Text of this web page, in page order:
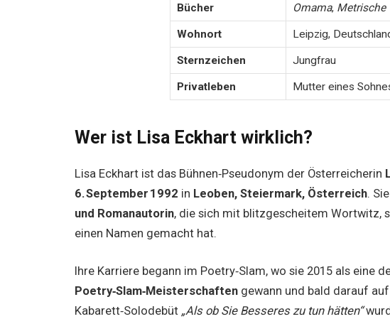
Bücher Omama, Metrische
Wohnort Leipzig,
Sternzeichen Jungfrau
Privatleben Mutter eines
Wer ist Lisa Eckhart wirklich?
Lisa Eckhart ist das Bühnen‑Pseudonym der Österreicherin
6. September 1992 in Leoben, Steiermark, Österreich.
und Romanautorin, die sich mit blitzgescheitem Wortwitz,
einen Namen gemacht hat.
Ihre Karriere begann im Poetry‑Slam, wo sie 2015 als eine
Poetry‑Slam‑Meisterschaften gewann und bald darauf
Kabarett‑Solodebüt „Als ob Sie Besseres zu tun hätten“